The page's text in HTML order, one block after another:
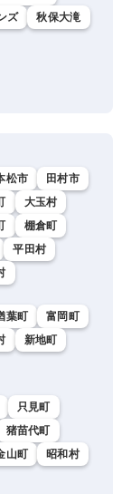
ズ
秋保大滝
松市
田村市
大玉村
棚倉町
平田村
葉町
富岡町
新地町
只見町
猪苗代町
山町
昭和村